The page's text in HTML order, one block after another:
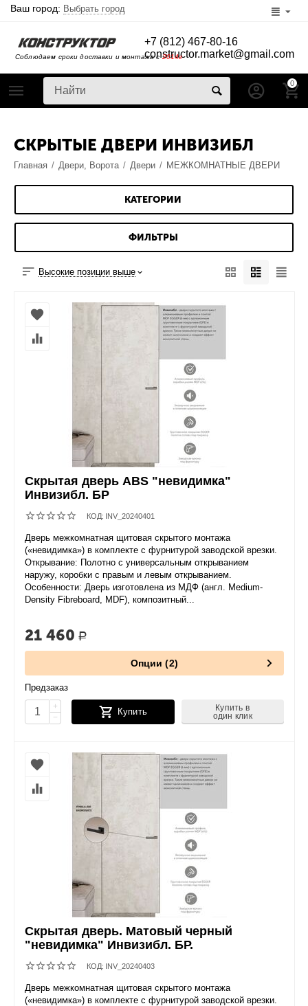
Ваш город: Выбрать город
Соблюдаем сроки доставки и монтажа с2014г
+7 (812) 467-80-16
constructor.market@gmail.com
0
СКРЫТЫЕ ДВЕРИ ИНВИЗИБЛ
Главная / Двери, Ворота / Двери / МЕЖКОМНАТНЫЕ ДВЕРИ
КАТЕГОРИИ
ФИЛЬТРЫ
Высокие позиции выше
Скрытая дверь ABS "невидимка"
Инвизибл. БР
КОД: INV_20240401
Дверь межкомнатная щитовая скрытого монтажа
(«невидимка») в комплекте с фурнитурой заводской врезки.
Открывание: Полотно с универсальным открыванием
наружу, коробки с правым и левым открыванием.
Особенности: Дверь изготовлена из МДФ (англ. Medium-
Density Fibreboard, MDF), композитный...
21 460 Р
Опции (2)
Предзаказ
+
−
Купить
Купить в
один клик
Скрытая дверь. Матовый черный
"невидимка" Инвизибл. БР.
КОД: INV_20240403
Дверь межкомнатная щитовая скрытого монтажа
(«невидимка») в комплекте с фурнитурой заводской врезки.